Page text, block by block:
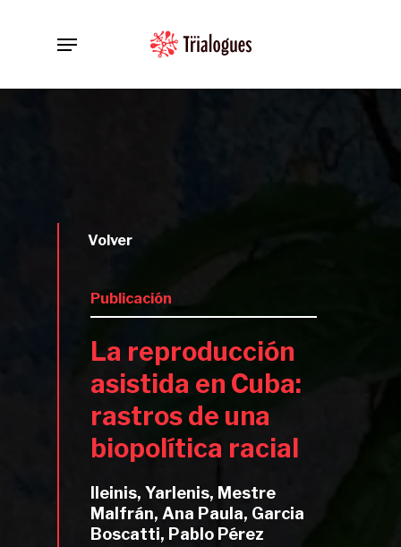
Menu
Volver
Publicación
La reproducción
asistida en Cuba:
rastros de una
biopolítica racial
Ileinis, Yarlenis, Mestre
Malfrán, Ana Paula, Garcia
Boscatti, Pablo Pérez